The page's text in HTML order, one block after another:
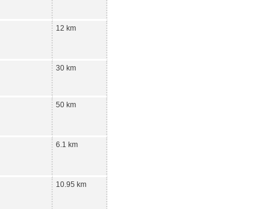
12 km
30 km
50 km
6.1 km
10.95 km